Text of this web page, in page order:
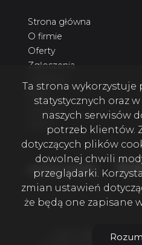
Strona główna
O firmie
Oferty
Zgłoszenia
Kontakt
social media
4 KATY
Ta strona wykorzystuje
statystycznych oraz
naszych serwisów
potrzeb klientów.
dotyczących plików
dowolnej chwili
przeglądarki.
zmian ustawień
że będą one zapisane